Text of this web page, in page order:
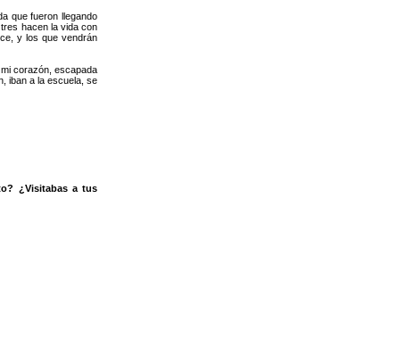
que fueron llegando
hacen la vida con
y los que vendrán
corazón, escapada
iban a la escuela, se
¿Visitabas a tus